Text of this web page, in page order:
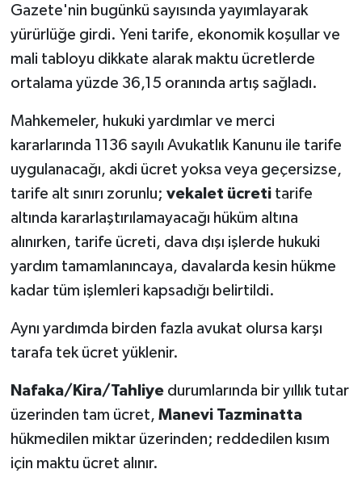
Gazete'nin bugünkü sayısında yayımlayarak
yürürlüğe girdi. Yeni tarife, ekonomik koşullar ve
mali tabloyu dikkate alarak maktu ücretlerde
ortalama yüzde 36,15 oranında artış sağladı.
Mahkemeler, hukuki yardımlar ve merci
kararlarında 1136 sayılı Avukatlık Kanunu ile tarife
uygulanacağı, akdi ücret yoksa veya geçersizse,
tarife alt sınırı zorunlu; vekalet ücreti tarife
altında kararlaştırılamayacağı hüküm altına
alınırken, tarife ücreti, dava dışı işlerde hukuki
yardım tamamlanıncaya, davalarda kesin hükme
kadar tüm işlemleri kapsadığı belirtildi.
Aynı yardımda birden fazla avukat olursa karşı
tarafa tek ücret yüklenir.
Nafaka/Kira/Tahliye durumlarında bir yıllık tutar
üzerinden tam ücret, Manevi Tazminatta
hükmedilen miktar üzerinden; reddedilen kısım
için maktu ücret alınır.